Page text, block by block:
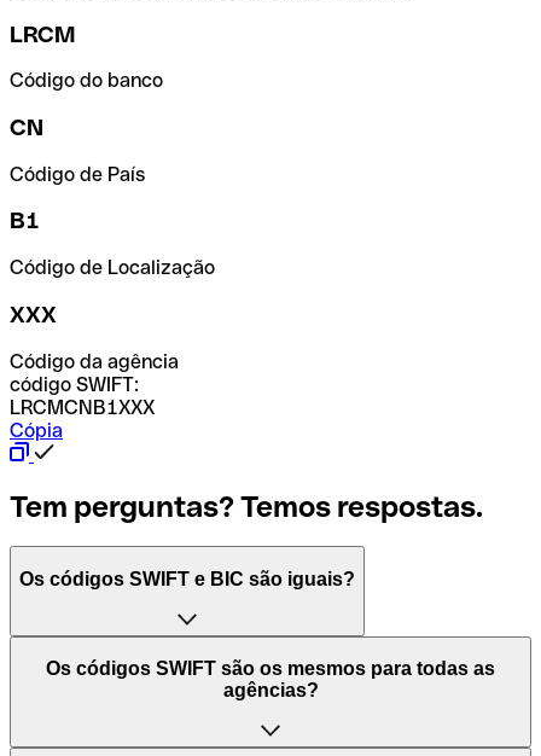
LRCM
Código do banco
CN
Código de País
B1
Código de Localização
XXX
Código da agência
código SWIFT:
LRCMCNB1XXX
Cópia
Tem perguntas? Temos respostas.
Os códigos SWIFT e BIC são iguais?
O acrónimo SWIFT significa "Society for Worldwide
Interbank Financial Telecommunication (Sociedade para
Mundiais)". Trata-se de uma rede mundial onde se
Os códigos SWIFT são os mesmos para todas as
agências?